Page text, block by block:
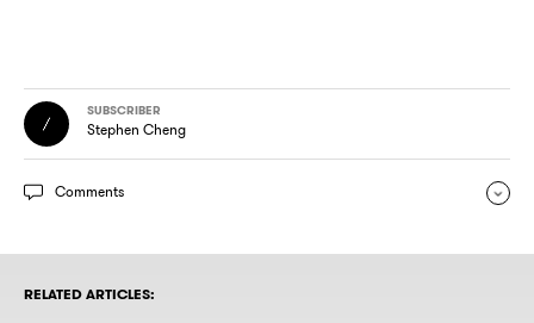
SUBSCRIBER
Stephen Cheng
Comments
RELATED ARTICLES: